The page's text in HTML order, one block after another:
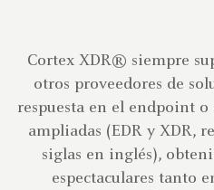
Cortex XDR® siempre
otros proveedores de
respuesta en el endpoint o
ampliadas (EDR y XDR,
siglas en inglés),
espectaculares tanto